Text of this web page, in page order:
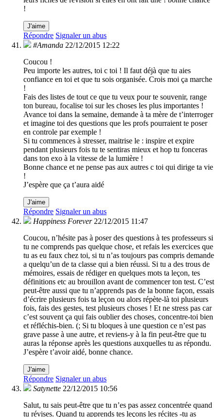
!
J'aime
Répondre Signaler un abus
#Amanda 22/12/2015 12:22
Coucou !
Peu importe les autres, toi c toi ! Il faut déjà que tu aies
confiance en toi et que tu sois organisée. Crois moi ça marche
!
Fais des listes de tout ce que tu veux pour te souvenir, range
ton bureau, focalise toi sur les choses les plus importantes !
Avance toi dans la semaine, demande à ta mère de t’interroger
et imagine toi des questions que les profs pourraient te poser
en controle par exemple !
Si tu commences à stresser, maitrise le : inspire et expire
pendant plusieurs fois tu te sentiras mieux et hop tu fonceras
dans ton exo à la vitesse de la lumière !
Bonne chance et ne pense pas aux autres c toi qui dirige ta vie
!
J’espère que ça t’aura aidé
J'aime
Répondre Signaler un abus
Happiness Forever 22/12/2015 11:47
Coucou, n’hésite pas à poser des questions à tes professeurs si
tu ne comprends pas quelque chose, et refais les exercices que
tu as eu faux chez toi, si tu n’as toujours pas compris demande
a quelqu’un de ta classe qui a bien réussi. Si tu a des trous de
mémoires, essais de rédiger en quelques mots ta leçon, tes
définitions etc au brouillon avant de commencer ton test. C’est
peut-être aussi que tu n’apprends pas de la bonne façon, essais
d’écrire plusieurs fois ta leçon ou alors répète-là toi plusieurs
fois, fais des gestes, test plusieurs choses ! Et ne stress pas car
c’est souvent ça qui fais oublier des choses, concentre-toi bien
et réfléchis-bien. (; Si tu bloques à une question ce n’est pas
grave passe à une autre, et reviens-y à la fin peut-être que tu
auras la réponse après les questions auxquelles tu as répondu.
J’espère t’avoir aidé, bonne chance.
J'aime
Répondre Signaler un abus
Satynette 22/12/2015 10:56
Salut, tu sais peut-être que tu n’es pas assez concentrée quand
tu révises. Quand tu apprends tes leçons les récites -tu as